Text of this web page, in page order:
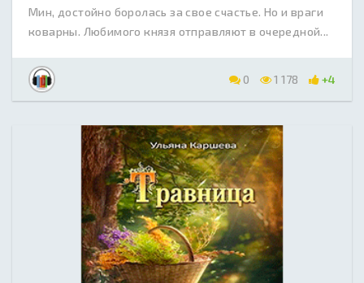
Мин, достойно боролась за свое счастье. Но и враги
коварны. Любимого князя отправляют в очередной...
0 1 178 +4